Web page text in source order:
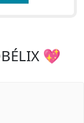
💖